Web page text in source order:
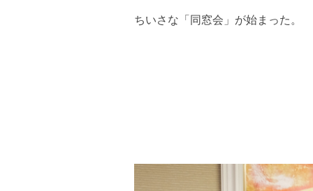
ちいさな「同窓会」が始まった。